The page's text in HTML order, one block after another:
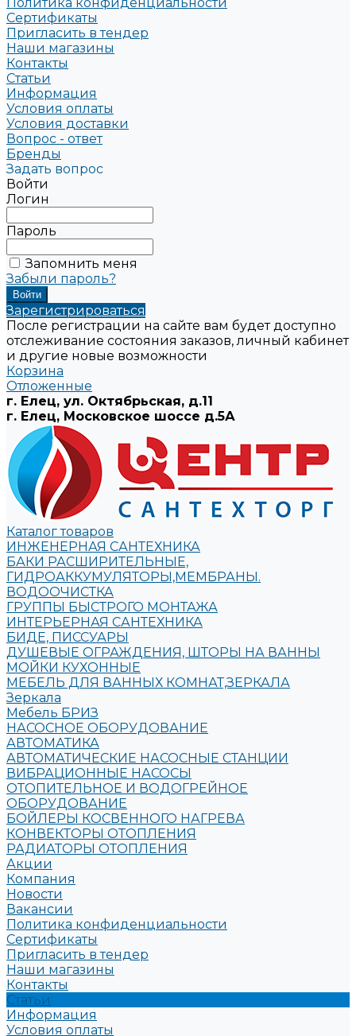
Сертификаты
Пригласить в тендер
Наши магазины
Контакты
Статьи
Информация
Условия оплаты
Условия доставки
Вопрос - ответ
Бренды
Задать вопрос
Войти
Логин
Пароль
Запомнить меня
Забыли пароль?
Зарегистрироваться
После регистрации на сайте вам будет доступно
отслеживание состояния заказов, личный кабинет
и другие новые возможности
Корзина
Отложенные
г. Елец, ул. Октябрьская, д.11
г. Елец, Московское шоссе д.5А
Каталог товаров
ИНЖЕНЕРНАЯ САНТЕХНИКА
БАКИ РАСШИРИТЕЛЬНЫЕ,
ГИДРОАККУМУЛЯТОРЫ,МЕМБРАНЫ.
ВОДООЧИСТКА
ГРУППЫ БЫСТРОГО МОНТАЖА
ИНТЕРЬЕРНАЯ САНТЕХНИКА
БИДЕ, ПИССУАРЫ
ДУШЕВЫЕ ОГРАЖДЕНИЯ, ШТОРЫ НА ВАННЫ
МОЙКИ КУХОННЫЕ
МЕБЕЛЬ ДЛЯ ВАННЫХ КОМНАТ,ЗЕРКАЛА
Зеркала
Мебель БРИЗ
НАСОСНОЕ ОБОРУДОВАНИЕ
АВТОМАТИКА
АВТОМАТИЧЕСКИЕ НАСОСНЫЕ СТАНЦИИ
ВИБРАЦИОННЫЕ НАСОСЫ
ОТОПИТЕЛЬНОЕ И ВОДОГРЕЙНОЕ
ОБОРУДОВАНИЕ
БОЙЛЕРЫ КОСВЕННОГО НАГРЕВА
КОНВЕКТОРЫ ОТОПЛЕНИЯ
РАДИАТОРЫ ОТОПЛЕНИЯ
Акции
Компания
Новости
Вакансии
Политика конфиденциальности
Сертификаты
Пригласить в тендер
Наши магазины
Контакты
Статьи
Информация
Условия оплаты